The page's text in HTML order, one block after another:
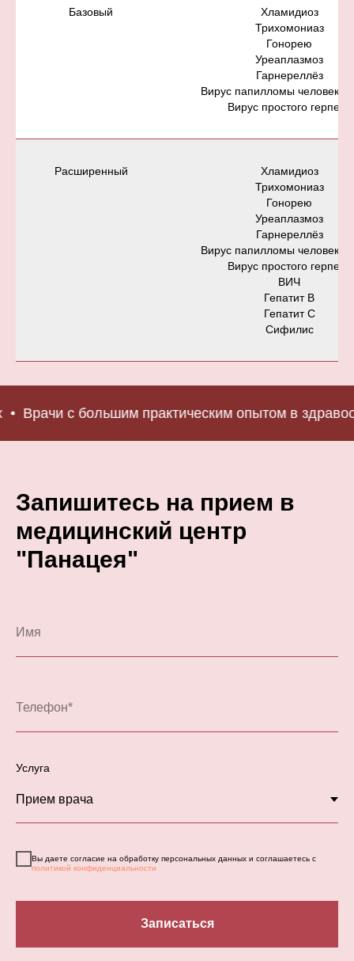
Базовый
Хламидиоз
Трихомониаз
Гонорею
Уреаплазмоз
Гарнереллёз
Вирус папилломы человека
Вирус простого герпеса
Расширенный
Хламидиоз
Трихомониаз
Гонорею
Уреаплазмоз
Гарнереллёз
Вирус папилломы человека
Вирус простого герпеса
ВИЧ
Гепатит В
Гепатит С
Сифилис
Врачи с большим практическим опытом в
Запишитесь на прием в
медицинский центр
"Панацея"
Услуга
Вы даете согласие на обработку персональных данных и соглашаетесь с
политикой конфиденциальности
Записаться